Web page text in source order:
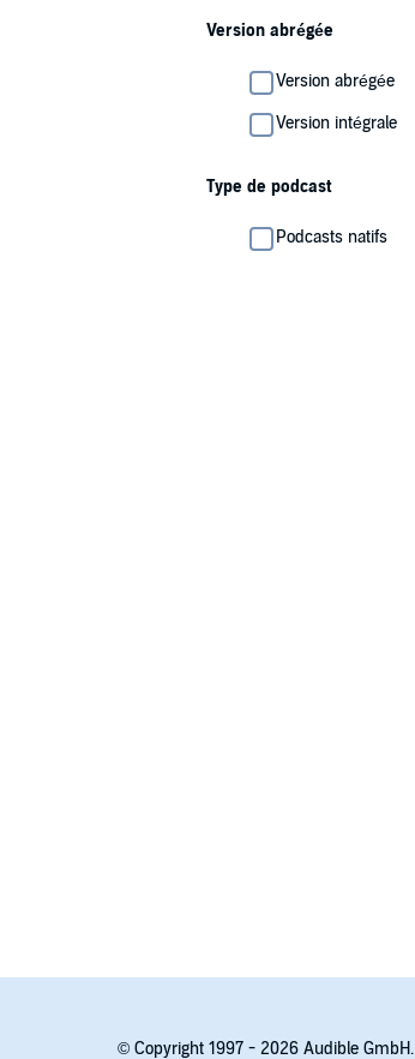
Version abrégée
Version abrégée
Version intégrale
Type de podcast
Podcasts natifs
© Copyright 1997 - 2026 Audible GmbH.